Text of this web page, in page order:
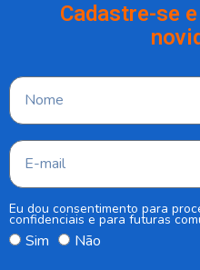
Cadastre-se
Eu dou consentimento para
confidenciais e para futuras
Sim Não